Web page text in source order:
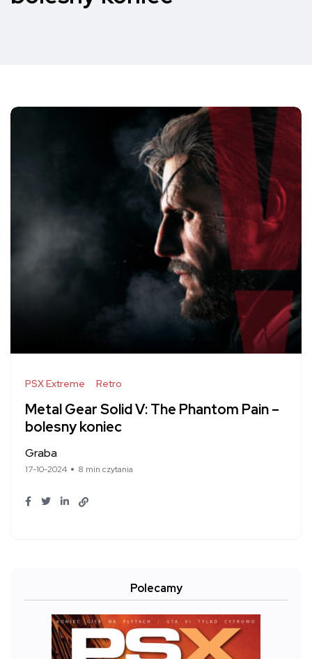
PSX Extreme Retro
Metal Gear Solid V: The Phantom Pain –
bolesny koniec
Graba
17-10-2024 8 min czytania
Polecamy